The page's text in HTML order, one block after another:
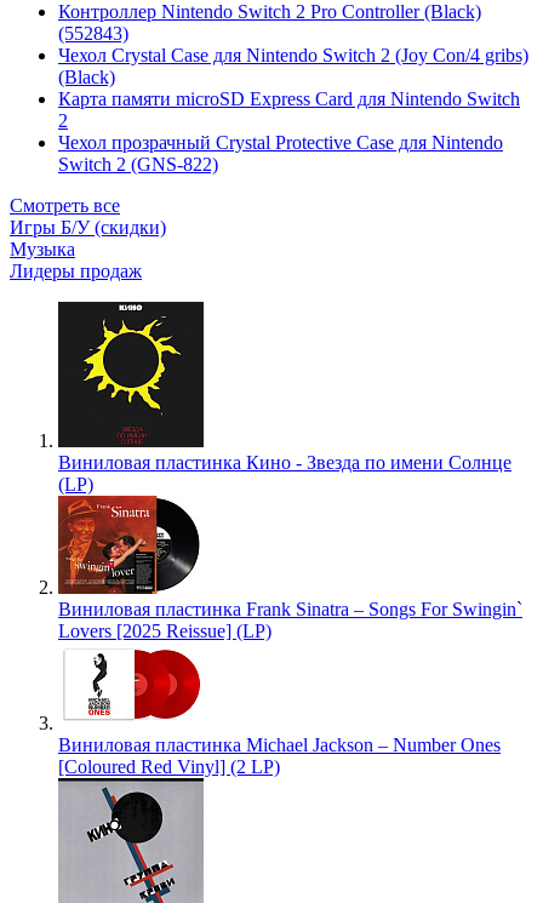
Контроллер Nintendo Switch 2 Pro Controller (Black)
(552843)
Чехол Сrystal Сase для Nintendo Switch 2 (Joy Con/4 gribs)
(Black)
Карта памяти microSD Express Card для Nintendo Switch
2
Чехол прозрачный Crystal Protective Case для Nintendo
Switch 2 (GNS-822)
Смотреть все
Игры Б/У (скидки)
Музыка
Лидеры продаж
Виниловая пластинка Кино - Звезда по имени Солнце
(LP)
Виниловая пластинка Frank Sinatra – Songs For Swingin`
Lovers [2025 Reissue] (LP)
Виниловая пластинка Michael Jackson – Number Ones
[Coloured Red Vinyl] (2 LP)